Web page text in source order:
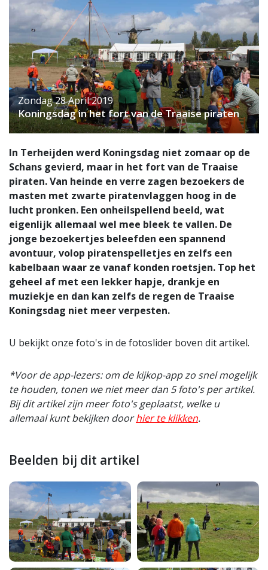
Zondag 28 April 2019
Koningsdag in het fort van de Traaise piraten
In Terheijden werd Koningsdag niet zomaar op de
Schans gevierd, maar in het fort van de Traaise
piraten. Van heinde en verre zagen bezoekers de
masten met zwarte piratenvlaggen hoog in de
lucht pronken. Een onheilspellend beeld, wat
eigenlijk allemaal wel mee bleek te vallen. De
jonge bezoekertjes beleefden een spannend
avontuur, volop piratenspelletjes en zelfs een
kabelbaan waar ze vanaf konden roetsjen. Top het
geheel af met een lekker hapje, drankje en
muziekje en dan kan zelfs de regen de Traaise
Koningsdag niet meer verpesten.
U bekijkt onze foto's in de fotoslider boven dit artikel.
*Voor de app-lezers: om de kijkop-app zo snel mogelijk
te houden, tonen we niet meer dan 5 foto's per artikel.
Bij dit artikel zijn meer foto's geplaatst, welke u
allemaal kunt bekijken doorhier te klikken.
Beelden bij dit artikel